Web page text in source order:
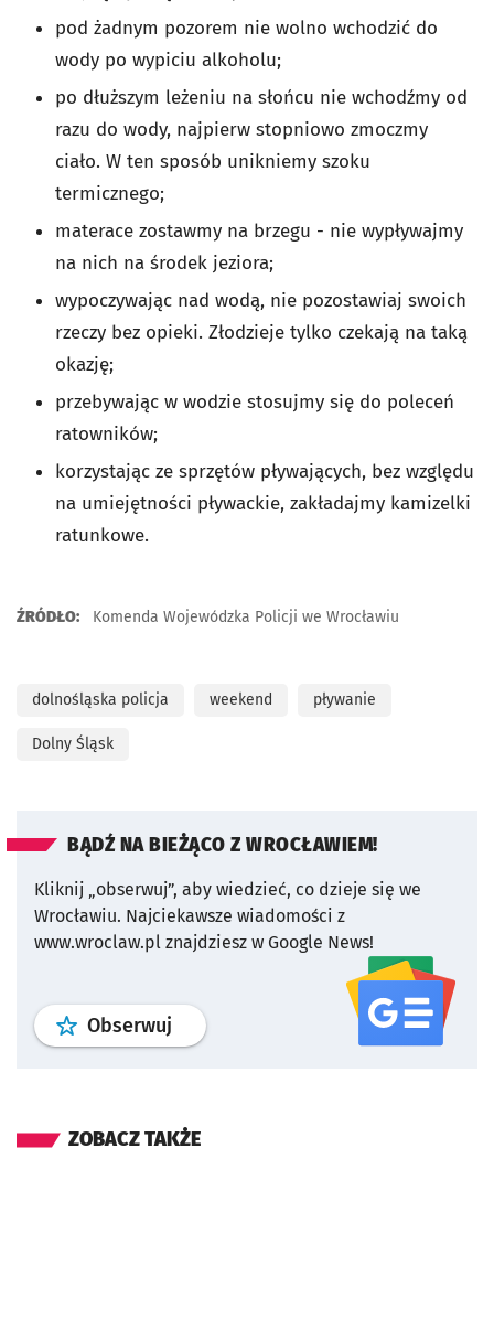
pod żadnym pozorem nie wolno wchodzić do
wody po wypiciu alkoholu;
po dłuższym leżeniu na słońcu nie wchodźmy od
razu do wody, najpierw stopniowo zmoczmy
ciało. W ten sposób unikniemy szoku
termicznego;
materace zostawmy na brzegu - nie wypływajmy
na nich na środek jeziora;
wypoczywając nad wodą, nie pozostawiaj swoich
rzeczy bez opieki. Złodzieje tylko czekają na taką
okazję;
przebywając w wodzie stosujmy się do poleceń
ratowników;
korzystając ze sprzętów pływających, bez względu
na umiejętności pływackie, zakładajmy kamizelki
ratunkowe.
ŹRÓDŁO: Komenda Wojewódzka Policji we Wrocławiu
dolnośląska policja weekend pływanie
Dolny Śląsk
BĄDŹ NA BIEŻĄCO Z WROCŁAWIEM!
Kliknij „obserwuj”, aby wiedzieć, co dzieje się we
Wrocławiu. Najciekawsze wiadomości z
www.wroclaw.pl znajdziesz w Google News!
Obserwuj profil serwisu
ZOBACZ TAKŻE